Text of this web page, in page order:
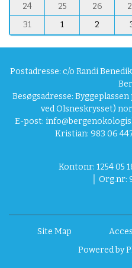
24
25 26
31
1 2
Postadresse: c/o Randi
Besøgsadresse:
ved Olsneskrysset)
E-post:
Kristian: 983 06
Kontonr: 1254 05
Org.nr:
Site Map
Powered by